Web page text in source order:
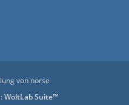
von norse
WoltLab Suite™